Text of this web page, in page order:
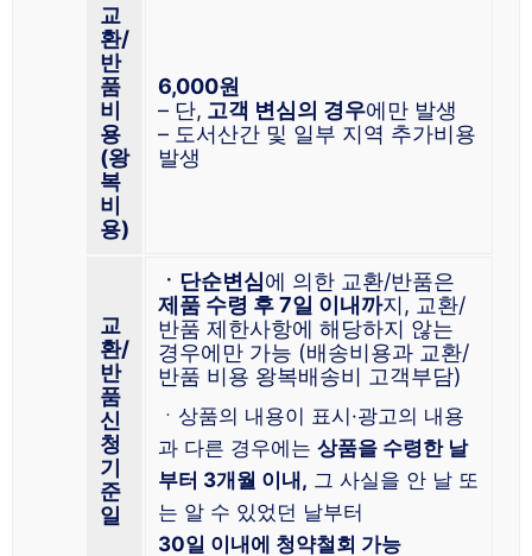
교
환/
반
품
비
용
(왕
복
비
용)
6,000원
– 단, 고객 변심의 경우에만 발생
– 도서산간 및 일부 지역 추가비용
발생
교
환/
반
품
신
청
기
준
일
ㆍ단순변심에 의한 교환/반품은
제품 수령 후 7일 이내까지, 교환/
반품 제한사항에 해당하지 않는
경우에만 가능 (배송비용과 교환/
반품 비용 왕복배송비 고객부담)
ㆍ상품의 내용이 표시·광고의 내용
과 다른 경우에는 상품을 수령한 날
부터 3개월 이내, 그 사실을 안 날 또
는 알 수 있었던 날부터
30일 이내에 청약철회 가능